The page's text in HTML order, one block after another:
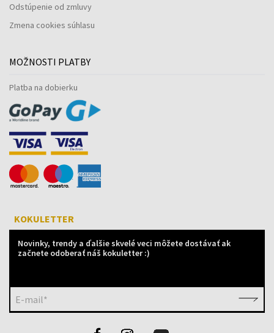
Odstúpenie od zmluvy
Zmena cookies súhlasu
MOŽNOSTI PLATBY
Platba na dobierku
KOKULETTER
Novinky, trendy a ďalšie skvelé veci môžete dostávať ak
začnete odoberať náš kokuletter :)
E-mail*